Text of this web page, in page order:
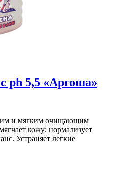
ph 5,5 «Аргоша»
и мягким очищающим
кожу; нормализует
Устраняет легкие